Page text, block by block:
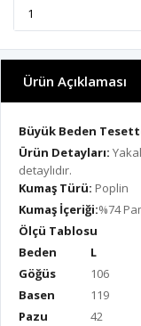
Ürün Açıklaması
Büyük Beden
Ürün Detayları:
detaylıdır.
Kumaş Türü: Poplin
Kumaş İçeriği:%74
Ölçü Tablosu
Beden
L
Göğüs
106
Basen
119
Pazu
42